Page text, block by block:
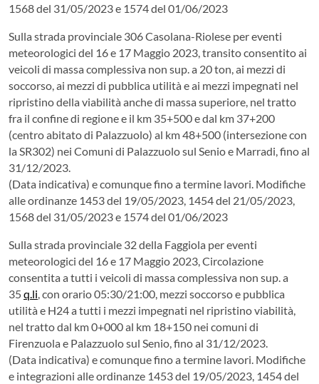
1568 del 31/05/2023 e 1574 del 01/06/2023
Sulla strada provinciale 306 Casolana-Riolese per eventi
meteorologici del 16 e 17 Maggio 2023, transito consentito ai
veicoli di massa complessiva non sup. a 20 ton, ai mezzi di
soccorso, ai mezzi di pubblica utilità e ai mezzi impegnati nel
ripristino della viabilità anche di massa superiore, nel tratto
fra il confine di regione e il km 35+500 e dal km 37+200
(centro abitato di Palazzuolo) al km 48+500 (intersezione con
la SR302) nei Comuni di Palazzuolo sul Senio e Marradi, fino al
31/12/2023.
(Data indicativa) e comunque fino a termine lavori. Modifiche
alle ordinanze 1453 del 19/05/2023, 1454 del 21/05/2023,
1568 del 31/05/2023 e 1574 del 01/06/2023
Sulla strada provinciale 32 della Faggiola per eventi
meteorologici del 16 e 17 Maggio 2023, Circolazione
consentita a tutti i veicoli di massa complessiva non sup. a
35q.li, con orario 05:30/21:00, mezzi soccorso e pubblica
utilità e H24 a tutti i mezzi impegnati nel ripristino viabilità,
nel tratto dal km 0+000 al km 18+150 nei comuni di
Firenzuola e Palazzuolo sul Senio, fino al 31/12/2023.
(Data indicativa) e comunque fino a termine lavori. Modifiche
e integrazioni alle ordinanze 1453 del 19/05/2023, 1454 del